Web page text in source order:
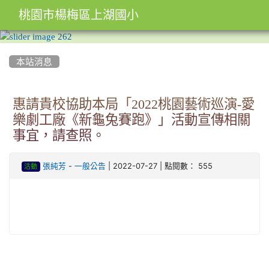
本站消息
惠請貴校協助本局「2022桃園藝術巡演-愛
樂劇工廠《新龜兔賽跑》」活動宣傳相關
事宜，請查照。
活動 張純芳 - 一般公告 | 2022-07-27 | 點閱數： 555
桃園市楊梅區上湖國小